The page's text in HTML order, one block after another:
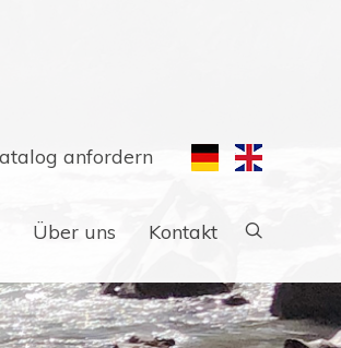
anfordern
Über uns Kontakt